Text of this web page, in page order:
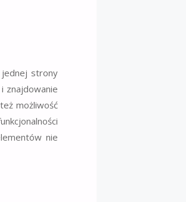
jednej strony
znajdowanie
możliwość
nie